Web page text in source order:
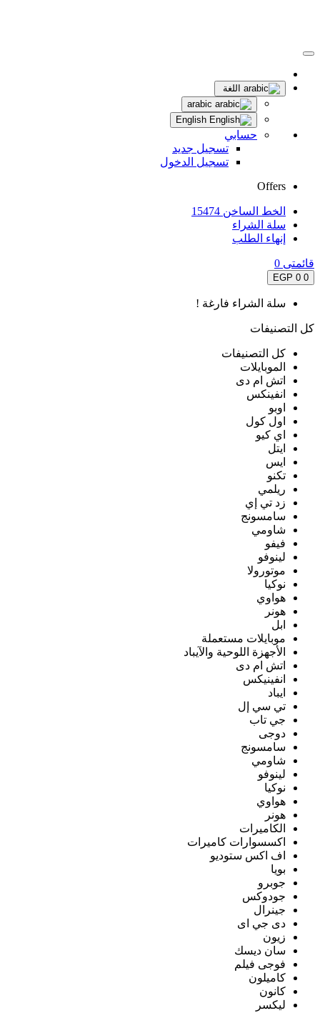
اللغة
حسابي
تسجيل جديد
تسجيل الدخول
Offers
الخط الساخن 15474
سلة الشراء
إنهاء الطلب
قائمتى 0
0
0 EGP
سلة الشراء فارغة !
كل التصنيفات
كل التصنيفات
الموبايلات
اتش ام دى
انفينكس
اوبو
اول كول
اي كيو
ايتل
ايس
تكنو
ريلمي
زد تي إي
سامسونج
شاومي
فيفو
لينوفو
موتورولا
نوكيا
هواوي
هونر
ابل
موبايلات مستعملة
الأجهزة اللوحية والآيباد
اتش ام دى
انفينيكس
ايباد
تي سي إل
جي تاب
دوجى
سامسونج
شاومي
لينوفو
نوكيا
هواوي
هونر
الكاميرات
اكسسوارات كاميرات
اف اكس ستوديو
بويا
جوبرو
جودوكس
جينرال
دى جي اى
زيون
سان ديسك
فوجى فيلم
كاميلون
كانون
ليكسر